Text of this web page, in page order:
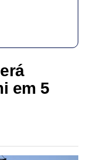
em 5